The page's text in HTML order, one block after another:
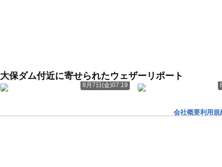
大保ダム付近に寄せられたウェザーリポート
8月7日(金)07:19
会社概要利用規